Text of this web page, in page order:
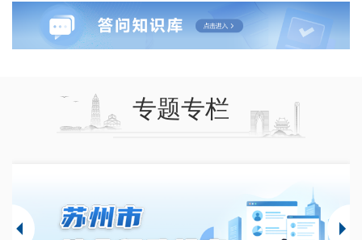
专题专栏